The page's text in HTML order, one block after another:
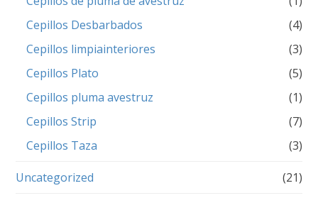
Cepillos Desbarbados
(4)
Cepillos limpiainteriores
(3)
Cepillos Plato
(5)
Cepillos pluma avestruz
(1)
Cepillos Strip
(7)
Cepillos Taza
(3)
Uncategorized (21)